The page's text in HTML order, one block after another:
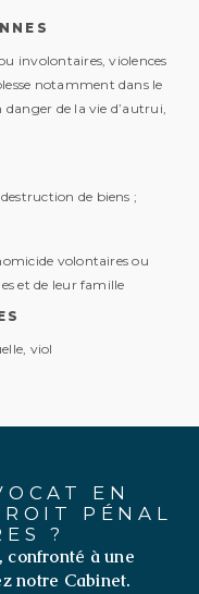
involontaires, violences
notamment dans le
danger de la vie d’autrui,
de biens ;
volontaires ou
et de leur famille
viol
EN
PÉNAL
?
confronté à une
notre Cabinet.